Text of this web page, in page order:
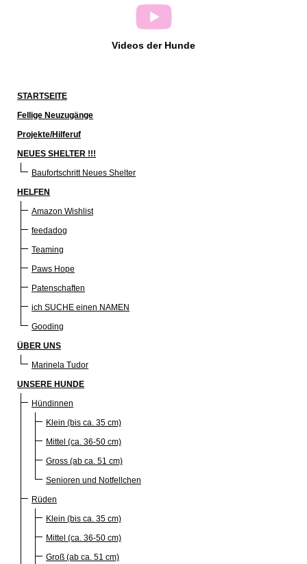
Videos der Hunde
STARTSEITE
Fellige Neuzugänge
Projekte/Hilferuf
NEUES SHELTER !!!
Baufortschritt Neues Shelter
HELFEN
Amazon Wishlist
feedadog
Teaming
Paws Hope
Patenschaften
ich SUCHE einen NAMEN
Gooding
ÜBER UNS
Marinela Tudor
UNSERE HUNDE
Hündinnen
Klein (bis ca. 35 cm)
Mittel (ca. 36-50 cm)
Gross (ab ca. 51 cm)
Senioren und Notfellchen
Rüden
Klein (bis ca. 35 cm)
Mittel (ca. 36-50 cm)
Groß (ab ca. 51 cm)